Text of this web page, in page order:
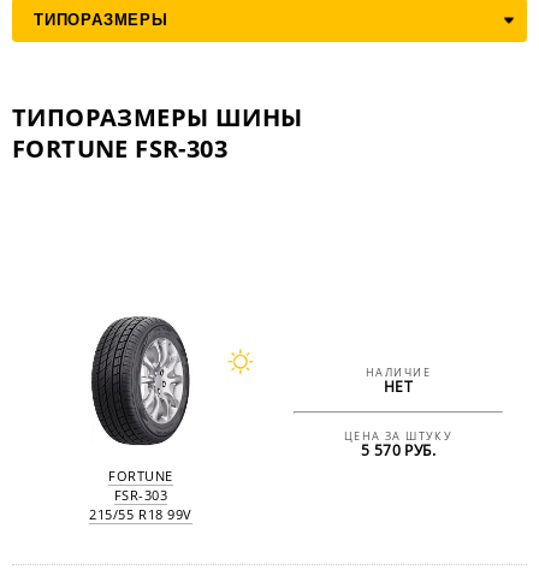
ТИПОРАЗМЕРЫ ШИНЫ
FORTUNE FSR-303
FORTUNE
FSR-303
215/55 R18 99V
НАЛИЧИЕ
НЕТ
ЦЕНА ЗА ШТУКУ
5 570 РУБ.